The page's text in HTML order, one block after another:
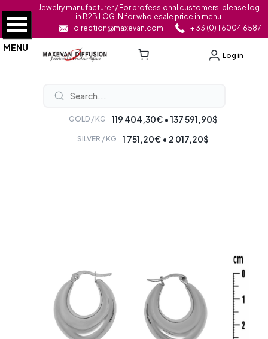
Jewelry manufacturer / For professional customers, please log
in B2B LOG IN for wholesale price in menu.
direction@maxevan.com
+ 33 (0) 1 6004 6587
Log in
GOLD / KG 119 404,30€ • 137 591,90$
SILVER / KG 1 751,20€ • 2 017,20$
MENU